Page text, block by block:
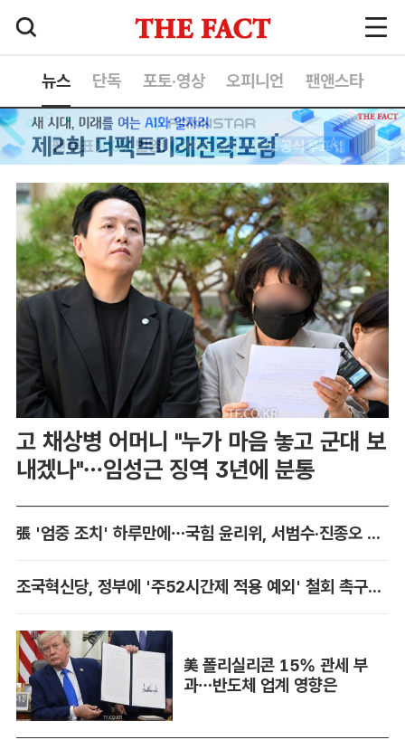
뉴스 단독 포토·영상 오피니언 팬앤스타
고 채상병 어머니 "누가 마음 놓고 군대 보
내겠나"…임성근 징역 3년에 분통
張 '엄중 조치' 하루만에…국힘 윤리위, 서범수·진종오 징계 착수
조국혁신당, 정부에 '주52시간제 적용 예외' 철회 촉구…"흥정 대상 아냐"
美 폴리실리콘 15% 관세 부
과…반도체 업계 영향은